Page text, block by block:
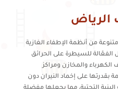
الرياض
من أنظمة الإطفاء الغازية
الفعّالة للسيطرة على الحرائق
والمخازن ومراكز
بقدرتها على إخماد النيران دون